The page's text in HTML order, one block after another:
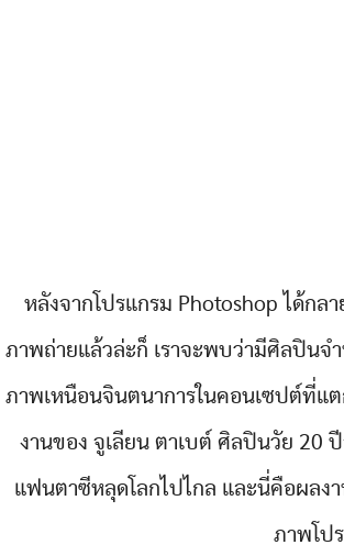
หลังจากโปรแกรม Photoshop ได้กล
ภาพถ่ายแล้วล่ะก็ เราจะพบว่ามีศิลปินจ
ภาพเหนือนจินตนาการในคอนเซปต์ที่แ
งานของ จูเลียน ตาเบต์ ศิลปินวัย 20
แฟนตาซีหลุดโลกไปไกล และนี่คือผลง
ภาพโป